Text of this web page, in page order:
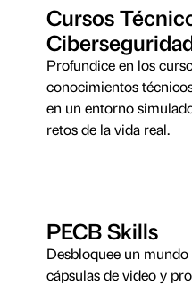
Cursos
Profundice en los
conocimientos
en un entorno
retos de la vida real.
PECB Skills
Desbloquee un
cápsulas de video y